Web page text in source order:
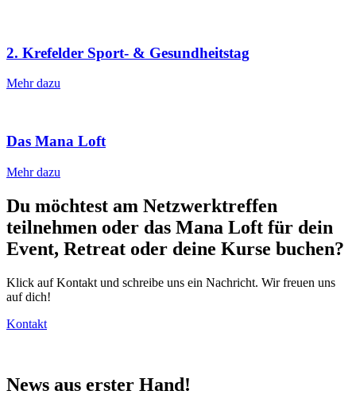
2. Krefelder Sport- & Gesundheitstag
Mehr dazu
Das Mana Loft
Mehr dazu
Du möchtest am Netzwerktreffen
teilnehmen oder das Mana Loft für dein
Event, Retreat oder deine Kurse buchen?
Klick auf Kontakt und schreibe uns ein Nachricht. Wir freuen uns
auf dich!
Kontakt
News aus erster Hand!